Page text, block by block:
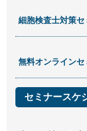
細胞検査士対策セ
無料オンラインセ
セミナースケ